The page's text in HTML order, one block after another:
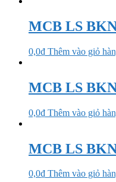
MCB LS
0,0₫ Thêm vào giỏ
MCB LS
0,0₫ Thêm vào giỏ
MCB LS
0,0₫ Thêm vào giỏ